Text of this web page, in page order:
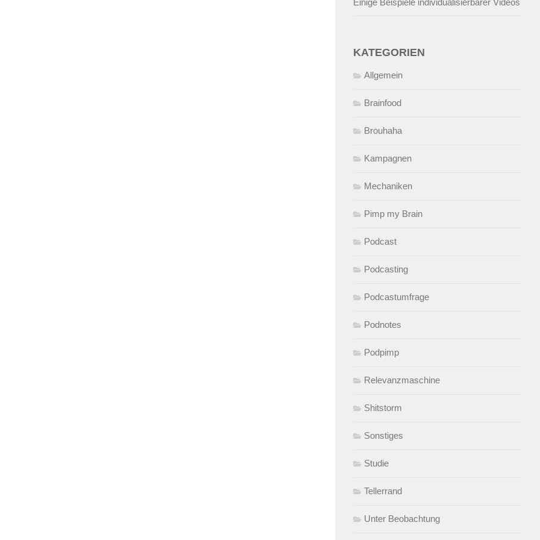
KATEGORIEN
Allgemein
Brainfood
Brouhaha
Kampagnen
Mechaniken
Pimp my Brain
Podcast
Podcasting
Podcastumfrage
Podnotes
Podpimp
Relevanzmaschine
Shitstorm
Sonstiges
Studie
Tellerrand
Unter Beobachtung